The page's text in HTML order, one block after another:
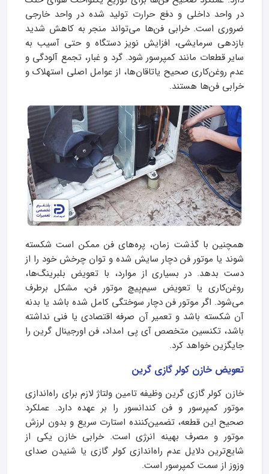
در واحد داخلی و دفع حرارت تولید شده در واحد خارجی
ضروری است. خرابی فن‌ها می‌تواند منجر به کاهش شدید
بازدهی سرمایشی، افزایش نویز دستگاه و حتی آسیب به
سایر قطعات مانند کمپرسور شود. گرد و غبار، تجمع آلودگی و
عدم روغن‌کاری صحیح یاتاقان‌ها، از عوامل اصلی استهلاک و
خرابی فن‌ها هستند.
همچنین با گذشت زمان، پره‌های فن ممکن است شکسته
شوند یا موتور فن دچار سایش شده و توان چرخش خود را از
دست بدهد. در بسیاری از موارد، با تعویض بلبرینگ‌ها،
روغن‌کاری یا تعویض سیم‌پیچ موتور فن، مشکل برطرف
می‌شود. اگر موتور فن دچار سوختگی کامل شده باشد یا بدنه
آن شکسته باشد و تعمیر آن صرفه اقتصادی یا فنی نداشته
باشد، تکنسین متخصص آی پی امداد، فن اورجینال گرین را
جایگزین خواهد کرد.
تعویض خازن کولر گازی گرین
خازن کولر گازی گرین وظیفه تامین ولتاژ لازم برای راه‌اندازی
موتور کمپرسور و فن کندانسور را بر عهده دارد. عملکرد
صحیح این قطعه، تضمین‌کننده استارت سریع و بدون لرزش
موتور و مصرف بهینه انرژی است. خرابی خازن یکی از
شایع‌ترین دلایل عدم راه‌اندازی کولر گازی یا شنیدن صدای
وزوز از سمت کمپرسور است.